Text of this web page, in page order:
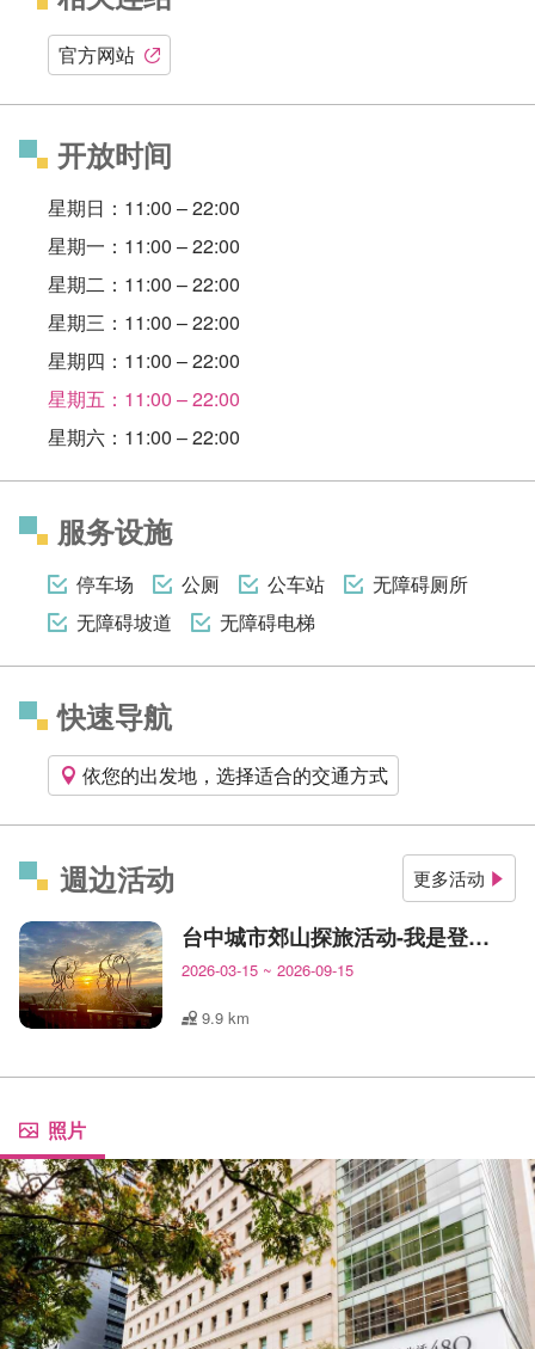
官方网站
开放时间
星期日：11:00 – 22:00
星期一：11:00 – 22:00
星期二：11:00 – 22:00
星期三：11:00 – 22:00
星期四：11:00 – 22:00
星期五：11:00 – 22:00
星期六：11:00 – 22:00
服务设施
停车场 公厕 公车站
无障碍厕所
无障碍坡道
无障碍电梯
快速导航
依您的出发地，选择适合的交通方式
週边活动 更多活动
台中城市郊山探旅活动-我是登山王
2026-03-15 ~ 2026-09-15
9.9 km
照片